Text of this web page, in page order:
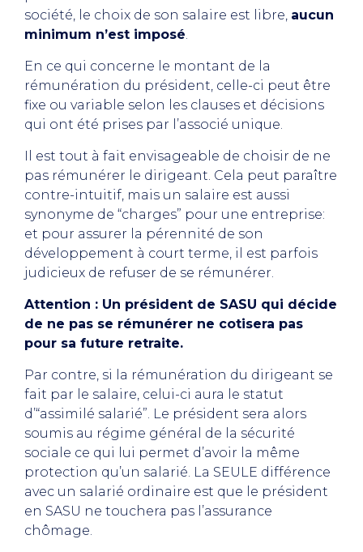
société, le choix de son salaire est libre, aucun
minimum n’est imposé.
En ce qui concerne le montant de la
rémunération du président, celle-ci peut être
fixe ou variable selon les clauses et décisions
qui ont été prises par l’associé unique.
Il est tout à fait envisageable de choisir de ne
pas rémunérer le dirigeant. Cela peut paraître
contre-intuitif, mais un salaire est aussi
synonyme de “charges” pour une entreprise:
et pour assurer la pérennité de son
développement à court terme, il est parfois
judicieux de refuser de se rémunérer.
Attention : Un président de SASU qui décide
de ne pas se rémunérer ne cotisera pas
pour sa future retraite.
Par contre, si la rémunération du dirigeant se
fait par le salaire, celui-ci aura le statut
d’“assimilé salarié”. Le président sera alors
soumis au régime général de la sécurité
sociale ce qui lui permet d’avoir la même
protection qu’un salarié. La SEULE différence
avec un salarié ordinaire est que le président
en SASU ne touchera pas l’assurance
chômage.